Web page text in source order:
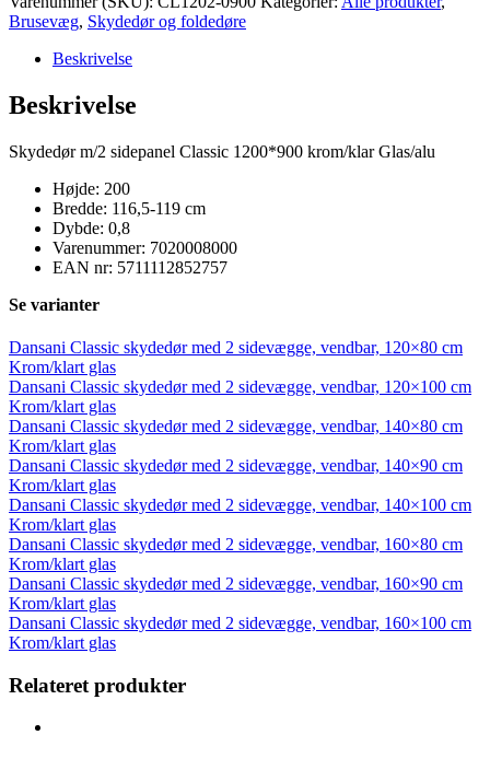
vendbar,
cm
glas
antal
Brusevæg, Skydedør og foldedøre
Beskrivelse
Beskrivelse
Skydedør m/2 sidepanel Classic 1200*900 krom/klar Glas/alu
Højde: 200
Bredde: 116,5-119 cm
Dybde: 0,8
Varenummer: 7020008000
EAN nr: 5711112852757
Se varianter
Dansani Classic skydedør med 2 sidevægge, vendbar, 120×80 cm
Krom/klart glas
Dansani Classic skydedør med 2 sidevægge, vendbar, 120×100 cm
Krom/klart glas
Dansani Classic skydedør med 2 sidevægge, vendbar, 140×80 cm
Krom/klart glas
Dansani Classic skydedør med 2 sidevægge, vendbar, 140×90 cm
Krom/klart glas
Dansani Classic skydedør med 2 sidevægge, vendbar, 140×100 cm
Krom/klart glas
Dansani Classic skydedør med 2 sidevægge, vendbar, 160×80 cm
Krom/klart glas
Dansani Classic skydedør med 2 sidevægge, vendbar, 160×90 cm
Krom/klart glas
Dansani Classic skydedør med 2 sidevægge, vendbar, 160×100 cm
Krom/klart glas
Relateret produkter